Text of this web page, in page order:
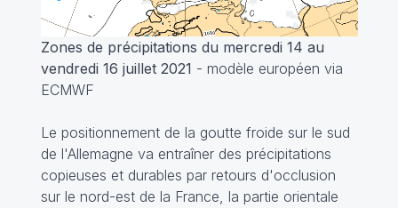
Zones de précipitations du mercredi 14 au
vendredi 16 juillet 2021 - modèle européen via
ECMWF
Le positionnement de la goutte froide sur le sud
de l'Allemagne va entraîner des précipitations
copieuses et durables par retours d'occlusion
sur le nord-est de la France, la partie orientale